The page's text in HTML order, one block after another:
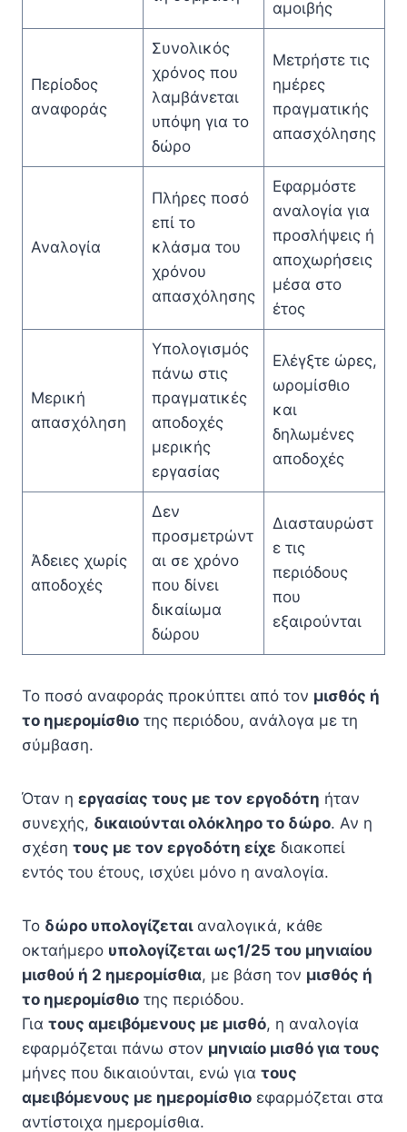
αμοιβής
Περίοδος
αναφοράς
Συνολικός
χρόνος που
λαμβάνεται
υπόψη για το
δώρο
Μετρήστε τις
ημέρες
πραγματικής
απασχόλησης
Αναλογία
Πλήρες ποσό
επί το
κλάσμα του
χρόνου
απασχόλησης
Εφαρμόστε
αναλογία για
προσλήψεις ή
αποχωρήσεις
μέσα στο
έτος
Μερική
απασχόληση
Υπολογισμός
πάνω στις
πραγματικές
αποδοχές
μερικής
εργασίας
Ελέγξτε ώρες,
ωρομίσθιο
και
δηλωμένες
αποδοχές
Άδειες χωρίς
αποδοχές
Δεν
προσμετρώντ
αι σε χρόνο
που δίνει
δικαίωμα
δώρου
Διασταυρώστ
ε τις
περιόδους
που
εξαιρούνται
Το ποσό αναφοράς προκύπτει από τον μισθός ή
το ημερομίσθιο της περιόδου, ανάλογα με τη
σύμβαση.
Όταν η εργασίας τους με τον εργοδότη ήταν
συνεχής, δικαιούνται ολόκληρο το δώρο. Αν η
σχέση τους με τον εργοδότη είχε διακοπεί
εντός του έτους, ισχύει μόνο η αναλογία.
Το δώρο υπολογίζεταιαναλογικά, κάθε
οκταήμερο υπολογίζεται ως1/25 του μηνιαίου
μισθού ή 2 ημερομίσθια, με βάση τον μισθός ή
το ημερομίσθιο της περιόδου.
Για τους αμειβόμενους με μισθό, η αναλογία
εφαρμόζεται πάνω στον μηνιαίο μισθό για τους
μήνες που δικαιούνται, ενώ για τους
αμειβόμενους με ημερομίσθιο εφαρμόζεται στα
αντίστοιχα ημερομίσθια.